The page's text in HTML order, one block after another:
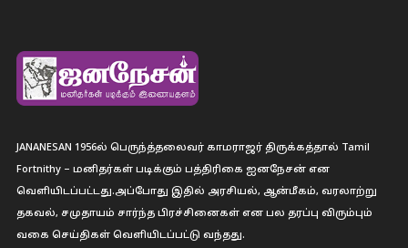
JANANESAN 1956ல் பெருந்த்தலைவர் காமராஜர் திருக்கத்தால் Tamil
Fortnithy – மனிதர்கள் படிக்கும் பத்திரிகை ஐனநேசன் என
வெளியிடப்பட்டது.அப்போது இதில் அரசியல், ஆன்மீகம், வரலாற்று
தகவல், சமுதாயம் சார்ந்த பிரச்சினைகள் என பல தரப்பு விரும்பும்
வகை செய்திகள் வெளியிடப்பட்டு வந்தது.